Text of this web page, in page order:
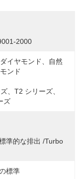
2000
イヤモンド、自然
ンド
、T2 シリーズ、
ズ
準的な排出 /Turbo
標準